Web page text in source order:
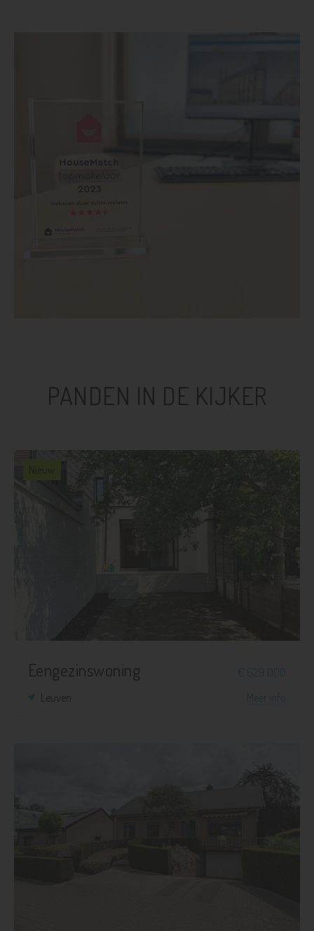
PANDEN IN DE KIJKER
121 m²
Eengezinswoning
€ 629.000
Leuven
Meer info